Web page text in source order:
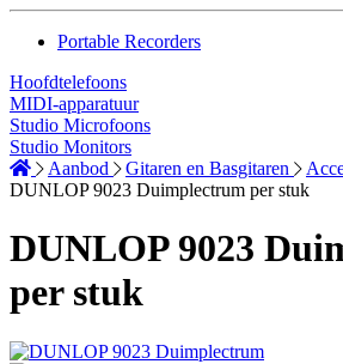
Portable Recorders
Hoofdtelefoons
MIDI-apparatuur
Studio Microfoons
Studio Monitors
Aanbod
Gitaren en Basgitaren
DUNLOP 9023 Duimplectrum per stuk
DUNLOP 9023
per stuk